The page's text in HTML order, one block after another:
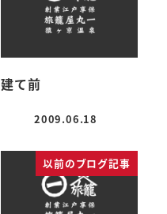
建て前
投稿日
2009.06.18
以前のブログ記事